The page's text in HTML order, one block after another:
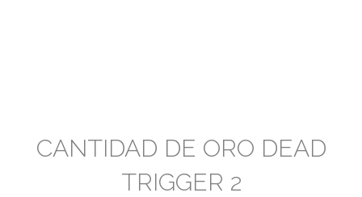
CANTIDAD DE ORO DEAD
TRIGGER 2